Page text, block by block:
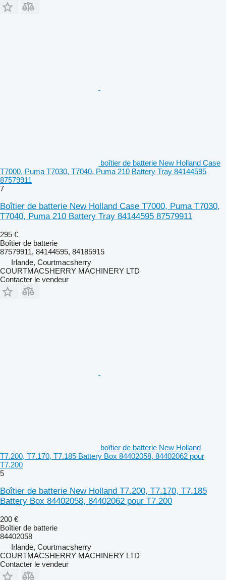
boîtier de batterie New Holland Case
T7000, Puma T7030, T7040, Puma 210 Battery Tray 84144595
87579911
7
Boîtier de batterie New Holland Case T7000, Puma T7030,
T7040, Puma 210 Battery Tray 84144595 87579911
295 €
Boîtier de batterie
87579911, 84144595, 84185915
Irlande, Courtmacsherry
COURTMACSHERRY MACHINERY LTD
Contacter le vendeur
boîtier de batterie New Holland
T7.200, T7.170, T7.185 Battery Box 84402058, 84402062 pour
T7.200
5
Boîtier de batterie New Holland T7.200, T7.170, T7.185
Battery Box 84402058, 84402062 pour T7.200
200 €
Boîtier de batterie
84402058
Irlande, Courtmacsherry
COURTMACSHERRY MACHINERY LTD
Contacter le vendeur